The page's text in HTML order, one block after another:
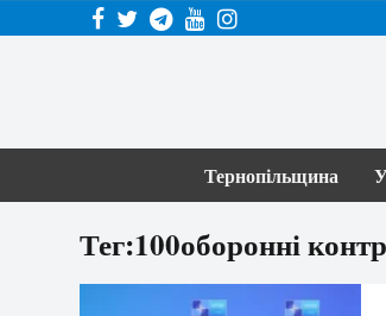
Тернопільщина
Тег:100оборонні